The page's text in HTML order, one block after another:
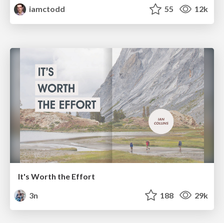
iamctodd
55 12k
It's Worth the Effort
3n
188 29k